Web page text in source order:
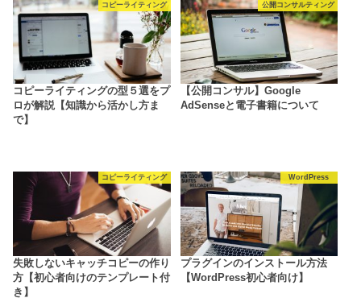
コピーライティング
コピーライティングの型５選をプ
ロが解説【知識から活かし方ま
で】
公開コンサルティング
【公開コンサル】Google
AdSenseと電子書籍について
コピーライティング
失敗しないキャッチコピーの作り
方【初心者向けのテンプレート付
き】
WordPress
プラグインのインストール方法
【WordPress初心者向け】